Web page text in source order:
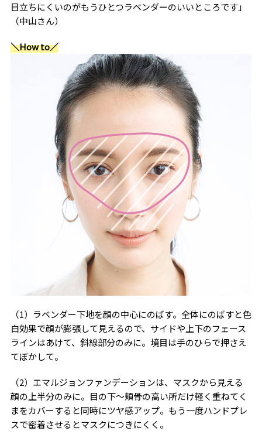
目立ちにくいのがもうひとつラベンダーのいいところです」
（中山さん）
＼How to／
（1）ラベンダー下地を顔の中心にのばす。全体にのばすと色
白効果で顔が膨張して見えるので、サイドや上下のフェース
ラインはあけて、斜線部分のみに。境目は手のひらで押さえ
てぼかして。
（2）エマルジョンファンデーションは、マスクから見える
顔の上半分のみに。目の下～頬骨の高い所だけ軽く重ねてく
まをカバーすると同時にツヤ感アップ。もう一度ハンドプレ
スで密着させるとマスクにつきにくく。